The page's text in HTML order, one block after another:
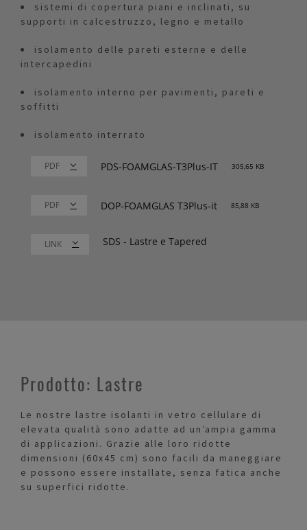
sistemi di copertura piani e inclinati, su
supporti in calcestruzzo, legno e metallo
isolamento delle pareti esterne e delle
intercapedini
isolamento interno per pavimenti, pareti e
soffitti
isolamento interrato
PDS-FOAMGLAS-T3Plus-IT 305,65 KB
DOP-FOAMGLAS T3Plus-it 85,88 KB
LINK SDS - Lastre e Tapered
Prodotto: Lastre
Le nostre lastre isolanti in vetro cellulare di
elevata qualità sono adatte ad un’ampia gamma
di applicazioni. Grazie alle loro ridotte
dimensioni (60x45 cm) sono facili da maneggiare
e possono essere installate, senza fatica anche
su superfici ridotte.